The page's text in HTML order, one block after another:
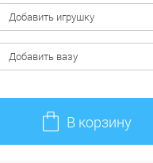
Добавить игрушку
Добавить вазу
В корзину